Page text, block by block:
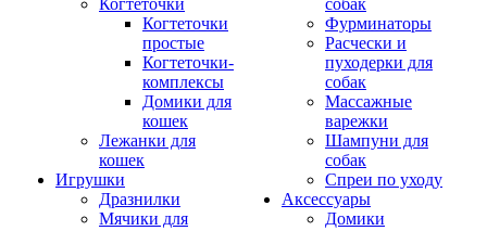
Когтеточки
Когтеточки
простые
Когтеточки-
комплексы
Домики для
кошек
Лежанки для
кошек
Игрушки
Дразнилки
Мячики для
собак
Фурминаторы
Расчески и
пуходерки для
собак
Массажные
варежки
Шампуни для
собак
Спреи по уходу
Аксессуары
Домики